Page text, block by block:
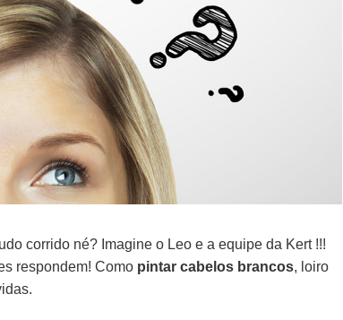
corrido né? Imagine o Leo e a equipe da Kert !!!
respondem! Como pintar cabelos brancos, loiro